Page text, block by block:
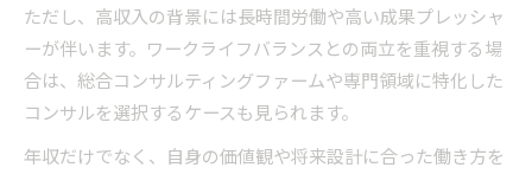
ただし、高収入の背景には長時間労働や高い成果プレッシャ
ーが伴います。ワークライフバランスとの両立を重視する場
合は、総合コンサルティングファームや専門領域に特化した
コンサルを選択するケースも見られます。
年収だけでなく、自身の価値観や将来設計に合った働き方を